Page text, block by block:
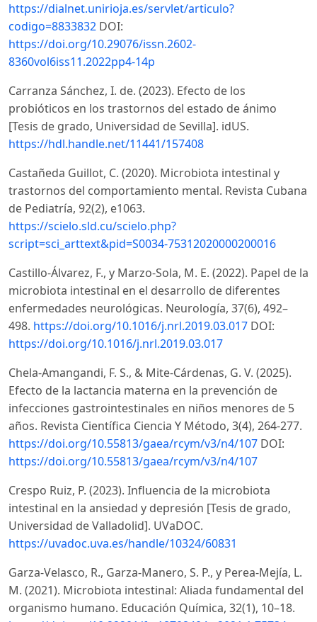
https://dialnet.unirioja.es/servlet/articulo?
codigo=8833832 DOI:
https://doi.org/10.29076/issn.2602-
8360vol6iss11.2022pp4-14p
Carranza Sánchez, I. de. (2023). Efecto de los
probióticos en los trastornos del estado de ánimo
[Tesis de grado, Universidad de Sevilla]. idUS.
https://hdl.handle.net/11441/157408
Castañeda Guillot, C. (2020). Microbiota intestinal y
trastornos del comportamiento mental. Revista Cubana
de Pediatría, 92(2), e1063.
https://scielo.sld.cu/scielo.php?
script=sci_arttext&pid=S0034-75312020000200016
Castillo-Álvarez, F., y Marzo-Sola, M. E. (2022). Papel de la
microbiota intestinal en el desarrollo de diferentes
enfermedades neurológicas. Neurología, 37(6), 492–
498. https://doi.org/10.1016/j.nrl.2019.03.017 DOI:
https://doi.org/10.1016/j.nrl.2019.03.017
Chela-Amangandi, F. S., & Mite-Cárdenas, G. V. (2025).
Efecto de la lactancia materna en la prevención de
infecciones gastrointestinales en niños menores de 5
años. Revista Científica Ciencia Y Método, 3(4), 264-277.
https://doi.org/10.55813/gaea/rcym/v3/n4/107 DOI:
https://doi.org/10.55813/gaea/rcym/v3/n4/107
Crespo Ruiz, P. (2023). Influencia de la microbiota
intestinal en la ansiedad y depresión [Tesis de grado,
Universidad de Valladolid]. UVaDOC.
https://uvadoc.uva.es/handle/10324/60831
Garza-Velasco, R., Garza-Manero, S. P., y Perea-Mejía, L.
M. (2021). Microbiota intestinal: Aliada fundamental del
organismo humano. Educación Química, 32(1), 10–18.